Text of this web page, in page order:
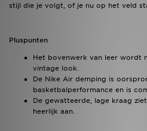
stijl die je volgt, of je nu op het veld
Pluspunten
Het bovenwerk van leer wordt
vintage look.
De Nike Air demping is
basketbalperformance en is
De gewatteerde, lage kraag
heerlijk aan.